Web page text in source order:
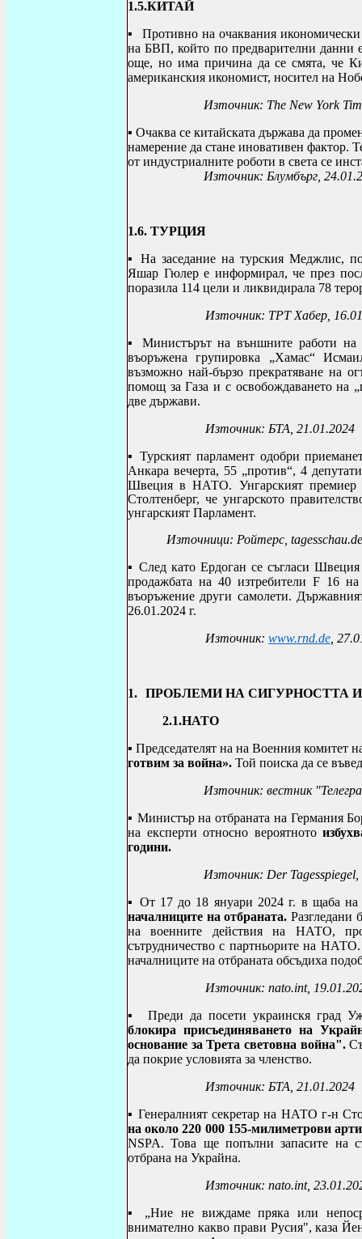
1.5.КИТАЙ
▪
Противно на очаквания
на БВП, който по предварителни данни
още, но има причина да се смята, че
американския икономист, носител на
Източник: The New York
▪ Очаква се китайската държава да
намерение да стане иновативен фактор.
от индустриалните роботи в света
Източник: Блумбърг,
1.6. ТУРЦИЯ
▪ На заседание на турския Меджлис,
Яшар Гюлер е информирал, че през
поразила 114 цели и ликвидирала 78
Източник: ТРТ Хабер,
▪ Министърът на външните работи на
въоръжена групировка „Хамас“
възможно най-бързо прекратяване на
помощ за Газа и с освобождаването на
две държави.
Източник: БТА, 21.01.2024
▪Турският парламент одобри
Анкара вечерта, 55 „против“, 4
Швеция в НАТО. Унгарският
Столтенберг, че унгарското
унгарският Парламент.
Източници: Ройтерс, tagesschau.de
▪След като Ердоган се съгласи
продажбата на 40 изтребители F 16
въоръжение други самолети.
26.01.2024 г.
Източник: www.rnd.de ,
1. ПРОБЛЕМИ НА СИГУРНОСТТА
2.1.НАТО
▪ Председателят на на Военния комитет
готвим за война». Той поиска да се
Източник: вестник
▪ Министър на отбраната на Германия
на експерти относно вероятното
години.
Източник: Der Tagesspiegel
▪ От 17 до 18 януари 2024 г. в щаба
началниците на отбраната.Разгледани
на военните действия на НАТО,
сътрудничество с партньорите на
началниците на отбраната обсъдиха
Източник: nato.int,
▪Преди да посети украинскя град
блокира присъединяването на
основание за Трета световна война".
да покрие условията за членство.
Източник: БТА, 21.01.2024
▪ Генералният секретар на НАТО г-н
на около 220 000 155-милиметрови
NSPA. Това ще попълни запасите на
отбрана на Украйна.
Източник: nato.int,
▪ „Ние не виждаме пряка или
внимателно какво прави Русия", каза